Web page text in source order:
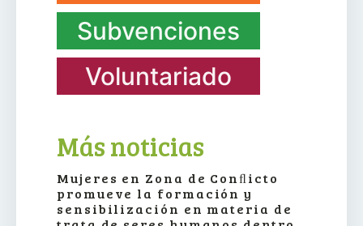
Subvenciones
Voluntariado
Más noticias
Mujeres en Zona de Conﬂicto
promueve la formación y
sensibilización en materia de